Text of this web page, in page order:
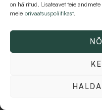
on häiritud. Lisateavet teie
meie privaatsuspoliitikast.